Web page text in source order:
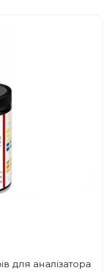
для аналізатора